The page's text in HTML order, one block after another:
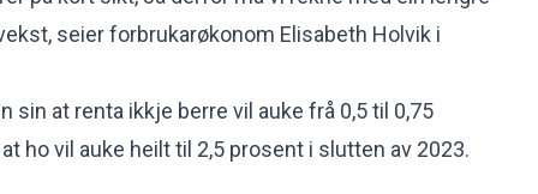
seier forbrukarøkonom Elisabeth Holvik i
sin at renta ikkje berre vil auke frå 0,5 til 0,75
ho vil auke heilt til 2,5 prosent i slutten av 2023.